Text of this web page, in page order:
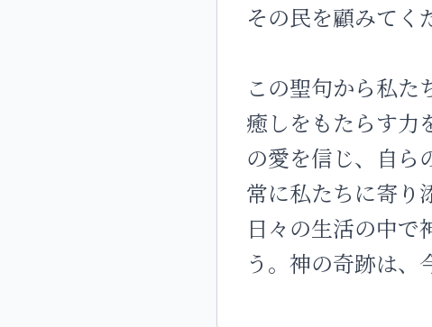
その民を顧みてく
この聖句から私た
癒しをもたらす力
の愛を信じ、自ら
常に私たちに寄り
日々の生活の中で
う。神の奇跡は、